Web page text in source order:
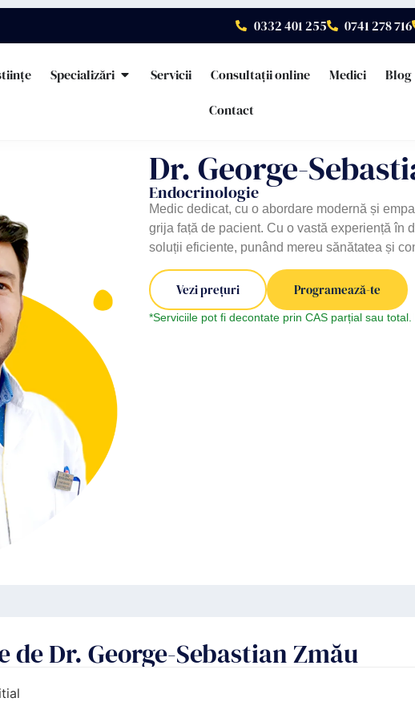
0332 401 255 0741 278 716
Specializări Servicii Consultații online Medici Blog
Contact
Dr. George-
Endocrinologie
Medic dedicat, cu o abordare modernă și
grija față de pacient. Cu o vastă experiență în
soluții eficiente, punând mereu sănătatea și
Vezi prețuri Programează-te
*Serviciile pot fi decontate prin CAS parțial sau
Dr. George-Sebastian Zmău